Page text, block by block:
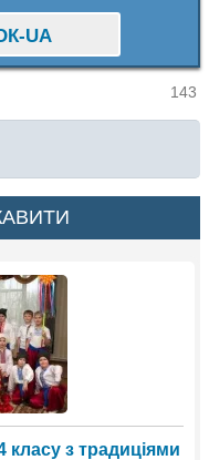
UA
143
класу з традиціями